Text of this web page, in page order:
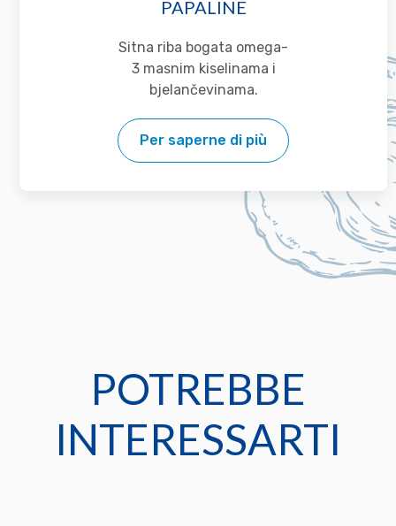
PAPALINE
Sitna riba bogata omega-
3 masnim kiselinama i
bjelančevinama.
Per saperne di più
POTREBBE
INTERESSARTI